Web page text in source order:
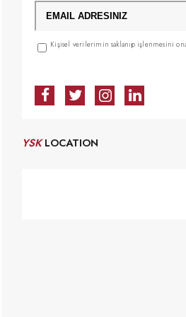
Kişisel verilerimin saklanıp işlenmesini
YSKLOCATION